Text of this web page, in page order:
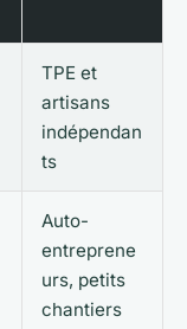
TPE et
artisans
indépendan
ts
Auto-
entreprene
urs, petits
chantiers